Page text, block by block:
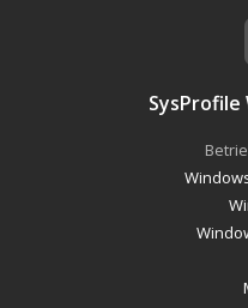
SysProfile